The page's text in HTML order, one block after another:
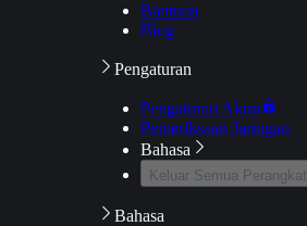
Bantuan
Blog
Pengaturan
Pengaturan Akun
Pemeriksaan Jaringan
Bahasa
Keluar Semua Perangkat
Bahasa